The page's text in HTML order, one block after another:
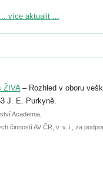
ke konferenci
konference-2026/
můžete do 6. září.
přednášky nebo
června.
... více aktualit ...
ŽIVA– Rozhled v oboru
J. E. Purkyně.
Academia,
činností AV ČR, v. v. i., za